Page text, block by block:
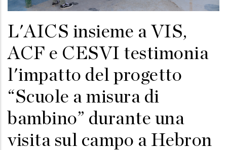
L'AICS insieme a VIS,
ACF e CESVI testimonia
l'impatto del progetto
“Scuole a misura di
bambino” durante una
visita sul campo a Hebron